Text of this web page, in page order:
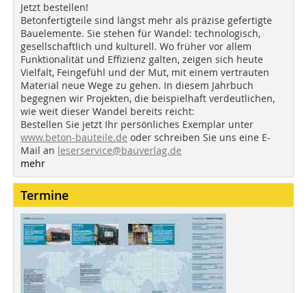
Jetzt bestellen!
Betonfertigteile sind längst mehr als präzise gefertigte
Bauelemente. Sie stehen für Wandel: technologisch,
gesellschaftlich und kulturell. Wo früher vor allem
Funktionalität und Effizienz galten, zeigen sich heute
Vielfalt, Feingefühl und der Mut, mit einem vertrauten
Material neue Wege zu gehen. In diesem Jahrbuch
begegnen wir Projekten, die beispielhaft verdeutlichen,
wie weit dieser Wandel bereits reicht:
Bestellen Sie jetzt Ihr persönliches Exemplar unter
www.beton-bauteile.de oder schreiben Sie uns eine E-
Mail an leserservice@bauverlag.de
mehr
Termine